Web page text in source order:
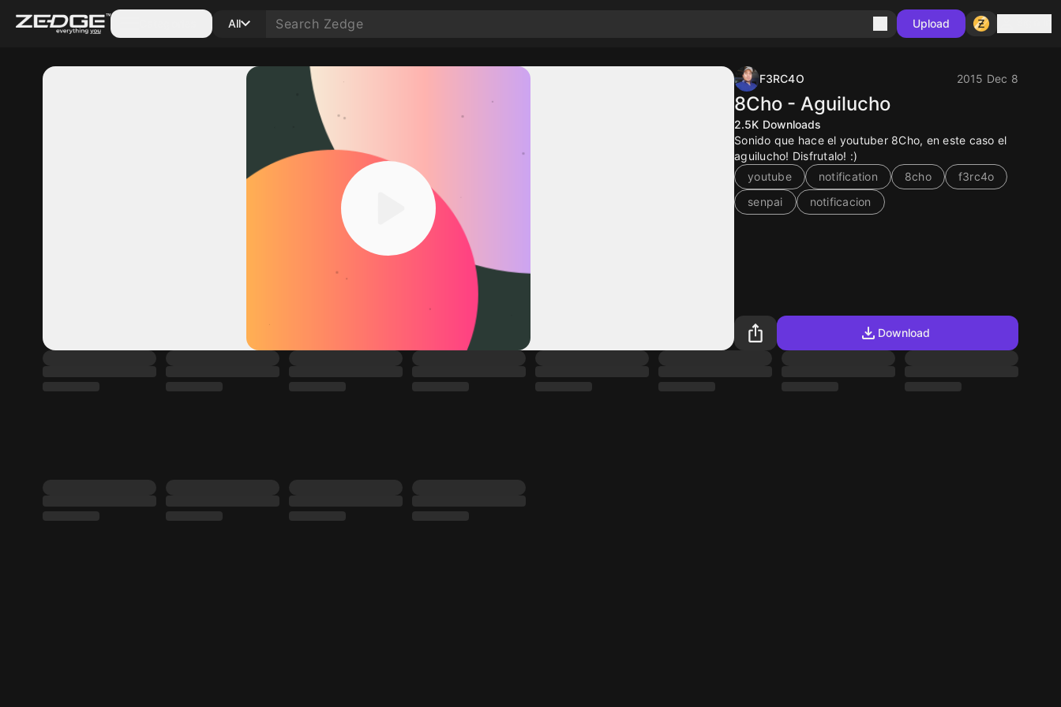
All Upload
F3RC4O 2015 Dec 8
8Cho - Aguilucho
2.5K Downloads
Sonido que hace el youtuber 8Cho, en este caso el
aguilucho! Disfrutalo! :)
youtube
notification 8cho
f3rc4o
senpai
notificacion
Download